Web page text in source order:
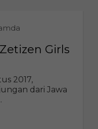
Girls
2017,
dari Jawa